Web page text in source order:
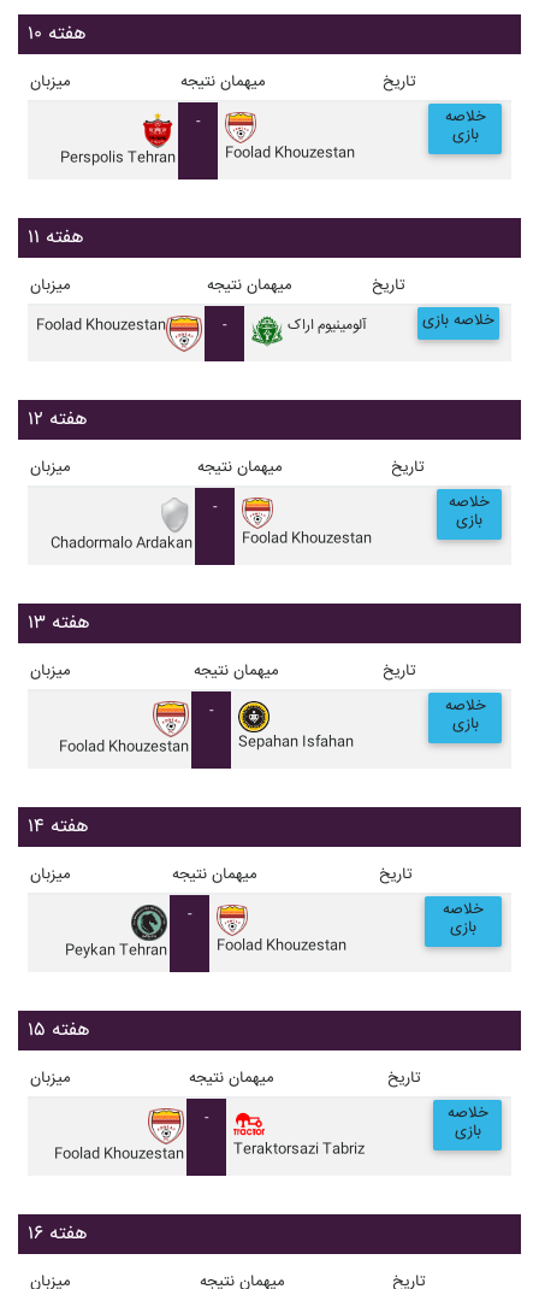
هفته ۱۰
میزبان نتیجه میهمان تاریخ
Perspolis Tehran
-
Foolad Khouzestan
خلاصه
بازی
هفته ۱۱
میزبان نتیجه میهمان تاریخ
Foolad Khouzestan - آلومينيوم اراک خلاصه بازی
هفته ۱۲
میزبان نتیجه میهمان تاریخ
Chadormalo Ardakan
-
Foolad Khouzestan
خلاصه
بازی
هفته ۱۳
میزبان نتیجه میهمان تاریخ
Foolad Khouzestan
-
Sepahan Isfahan
خلاصه
بازی
هفته ۱۴
میزبان نتیجه میهمان تاریخ
Peykan Tehran
-
Foolad Khouzestan
خلاصه
بازی
هفته ۱۵
میزبان نتیجه میهمان تاریخ
Foolad Khouzestan
-
Teraktorsazi Tabriz
خلاصه
بازی
هفته ۱۶
میزبان نتیجه میهمان تاریخ